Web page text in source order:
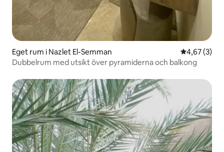
Eget rum i Nazlet El-Semman 4,67 av 5 i
4,67 (3)
Dubbelrum med utsikt över pyramiderna och balkong